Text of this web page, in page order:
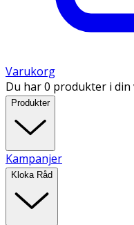
Varukorg
Du har 0 produkter i din
Produkter
Kampanjer
Kloka Råd